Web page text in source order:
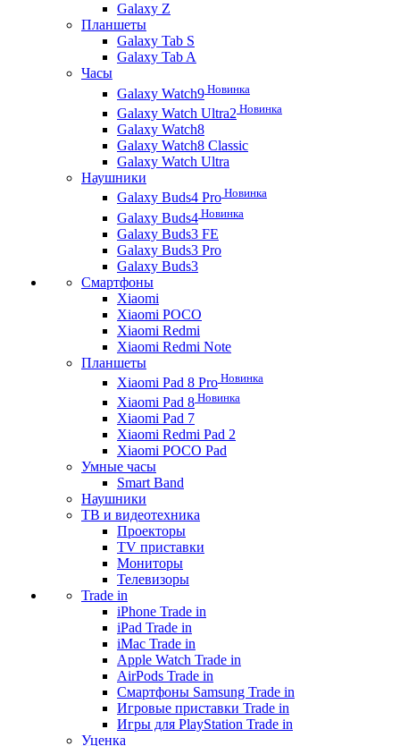
Galaxy Z
Планшеты
Galaxy Tab S
Galaxy Tab A
Часы
Galaxy Watch9 Новинка
Galaxy Watch Ultra2 Новинка
Galaxy Watch8
Galaxy Watch8 Classic
Galaxy Watch Ultra
Наушники
Galaxy Buds4 Pro Новинка
Galaxy Buds4 Новинка
Galaxy Buds3 FE
Galaxy Buds3 Pro
Galaxy Buds3
Смартфоны
Xiaomi
Xiaomi POCO
Xiaomi Redmi
Xiaomi Redmi Note
Планшеты
Xiaomi Pad 8 Pro Новинка
Xiaomi Pad 8 Новинка
Xiaomi Pad 7
Xiaomi Redmi Pad 2
Xiaomi POCO Pad
Умные часы
Smart Band
Наушники
ТВ и видеотехника
Проекторы
TV приставки
Мониторы
Телевизоры
Trade in
iPhone Trade in
iPad Trade in
iMac Trade in
Apple Watch Trade in
AirPods Trade in
Смартфоны Samsung Trade in
Игровые приставки Trade in
Игры для PlayStation Trade in
Уценка